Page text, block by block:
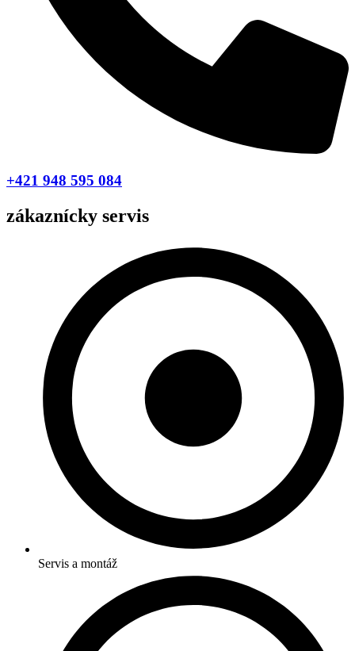
+421 948 595 084
zákaznícky servis
Servis a montáž